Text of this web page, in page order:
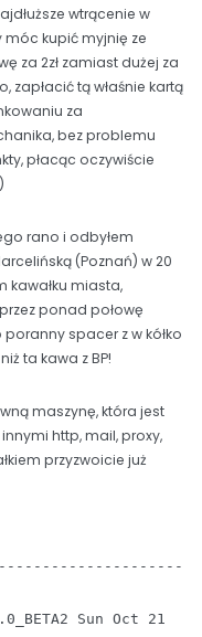
wtrącenie w
móc kupić myjnię ze
za 2zł zamiast dużej za
zapłacić tą właśnie kartą
za
bez problemu
płacąc oczywiście
rano i odbyłem
(Poznań) w 20
kawałku miasta,
ponad połowę
spacer z w kółko
ta kawa z BP!
maszynę, która jest
http, mail, proxy,
przyzwoicie już
Sun Oct 21